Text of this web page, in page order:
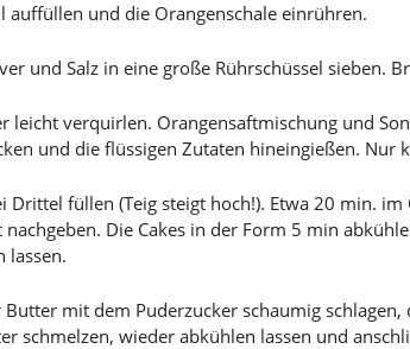
und die Orangenschale einrühren.
und Salz in eine große Rührschüssel sieben.
leicht verquirlen. Orangensaftmischung und
und die flüssigen Zutaten hineingießen. Nur
füllen (Teig steigt hoch!). Etwa 20 min. im
Die Cakes in der Form 5 min
lassen.
mit dem Puderzucker schaumig
schmelzen, wieder abkühlen lassen und